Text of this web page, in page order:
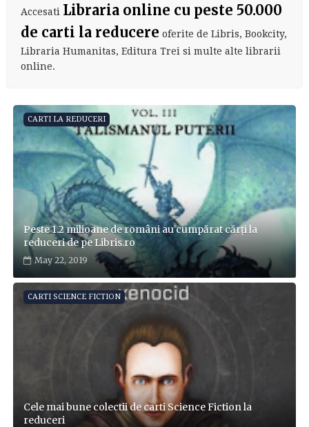
Accesati Libraria online cu peste 50.000
de carti la reducere oferite de Libris, Bookcity,
Libraria Humanitas, Editura Trei si multe alte librarii
online.
CARTI LA REDUCERI
Peste 1.2 milioane de români au cumpărat cărți la
reduceri de pe Libris.ro
May 22, 2019
CARTI SCIENCE FICTION
Cele mai bune colectii de carti Science Fiction la
reduceri